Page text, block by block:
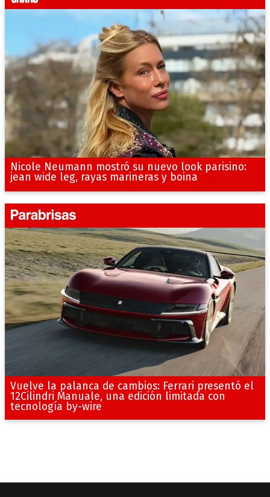
Nicole Neumann mostró su nuevo look parisino:
jean wide leg, rayas marineras y boina
Vuelve la palanca de cambios: Ferrari presentó el
12Cilindri Manuale, una edición limitada con
tecnología by-wire